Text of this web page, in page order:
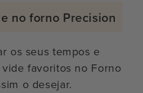
no forno Precision
os seus tempos e
favoritos no Forno
o desejar.